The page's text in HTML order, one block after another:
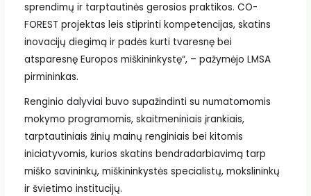
sprendimų ir tarptautinės gerosios praktikos. CO-
FOREST projektas leis stiprinti kompetencijas, skatins
inovacijų diegimą ir padės kurti tvaresnę bei
atsparesnę Europos miškininkystę“, – pažymėjo LMSA
pirmininkas.
Renginio dalyviai buvo supažindinti su numatomomis
mokymo programomis, skaitmeniniais įrankiais,
tarptautiniais žinių mainų renginiais bei kitomis
iniciatyvomis, kurios skatins bendradarbiavimą tarp
miško savininkų, miškininkystės specialistų, mokslininkų
ir švietimo institucijų.